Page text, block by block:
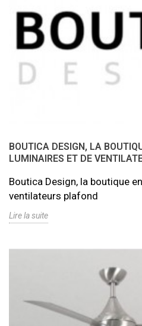
BOUTICA DESIGN, LA
LUMINAIRES ET DE
Boutica Design, la boutique
ventilateurs plafond
Lire la suite